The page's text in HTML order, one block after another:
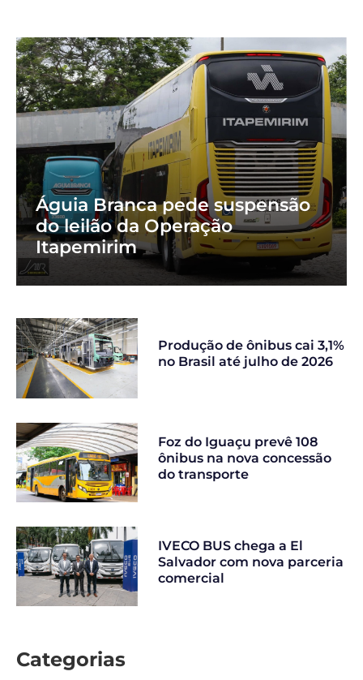
Águia Branca pede suspensão
do leilão da Operação
Itapemirim
Produção de ônibus cai 3,1%
no Brasil até julho de 2026
Foz do Iguaçu prevê 108
ônibus na nova concessão
do transporte
IVECO BUS chega a El
Salvador com nova parceria
comercial
Categorias